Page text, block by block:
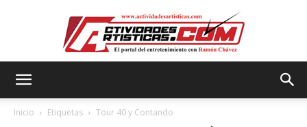
Inicio Etiquetas Tour 40 y Contando